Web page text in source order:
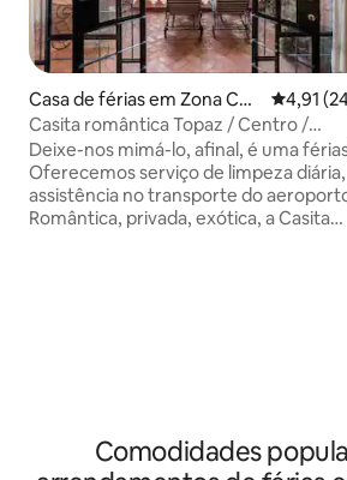
Casa de férias em Zona Cen
tral
4,91
Casita romântica Topaz / Centro /
CAMA KING
Deixe-nos mimá-lo, afinal, é uma
Oferecemos serviço de limpeza diária,
assistência no transporte do
Romântica, privada, exótica, a Casita
diária, assistência no transporte do
aeroporto, oferecemos privacidade,
Comodidades